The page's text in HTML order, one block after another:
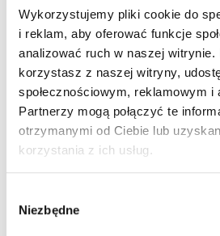
Wykorzystujemy pliki cookie do
i reklam, aby oferować funkcje
analizować ruch w naszej
korzystasz z naszej witryny,
społecznościowym, reklamowym i
Partnerzy mogą połączyć te
otrzymanymi od Ciebie lub
korzystania z ich usług.
zgody
Niezbędne
analiza, później testy, potem
wybranym zakresie, a dopiero
przejście. Tak właśnie
Najczęściej to nie sam system bywa
wyzwaniem, ale sposób, w jaki
Jeśli wdrożenie zostanie
organizacyjny, a nie tylko techniczna
Przyszłość KSeF i